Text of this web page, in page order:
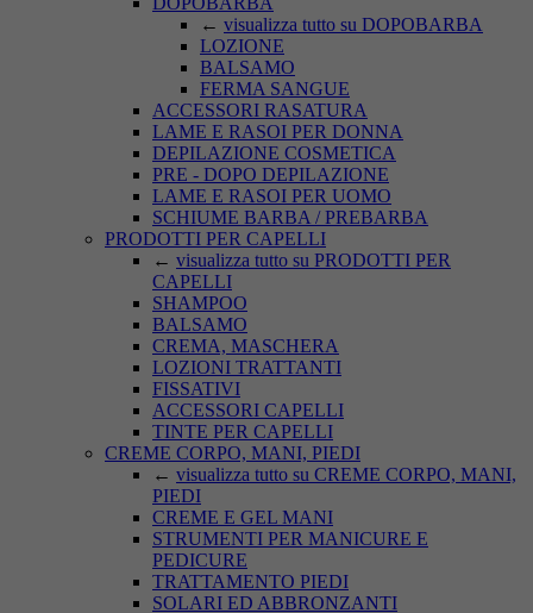
← visualizza tutto su DOPOBARBA
LOZIONE
BALSAMO
FERMA SANGUE
ACCESSORI RASATURA
LAME E RASOI PER DONNA
DEPILAZIONE COSMETICA
PRE - DOPO DEPILAZIONE
LAME E RASOI PER UOMO
SCHIUME BARBA / PREBARBA
PRODOTTI PER CAPELLI
← visualizza tutto su PRODOTTI PER
CAPELLI
SHAMPOO
BALSAMO
CREMA, MASCHERA
LOZIONI TRATTANTI
FISSATIVI
ACCESSORI CAPELLI
TINTE PER CAPELLI
CREME CORPO, MANI, PIEDI
← visualizza tutto su CREME CORPO, MANI,
PIEDI
CREME E GEL MANI
STRUMENTI PER MANICURE E
PEDICURE
TRATTAMENTO PIEDI
SOLARI ED ABBRONZANTI